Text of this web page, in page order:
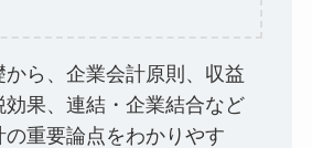
から、企業会計原則、収益
果、連結・企業結合など
の重要論点をわかりやす